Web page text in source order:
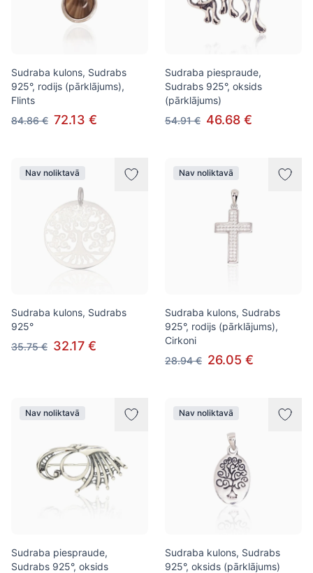
Sudraba kulons, Sudrabs
925°, rodijs (pārklājums),
Flints
84.86 € 72.13 €
Sudraba piespraude,
Sudrabs 925°, oksids
(pārklājums)
54.91 € 46.68 €
Nav noliktavā
Sudraba kulons, Sudrabs
925°
35.75 € 32.17 €
Nav noliktavā
Sudraba kulons, Sudrabs
925°, rodijs (pārklājums),
Cirkoni
28.94 € 26.05 €
Nav noliktavā
Sudraba piespraude,
Sudrabs 925°, oksids
Nav noliktavā
Sudraba kulons, Sudrabs
925°, oksids (pārklājums)